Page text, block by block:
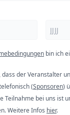
bin ich
der Veranstalter
(Sponsoren)
Teilnahme bei uns ist
Weitere Infos hier.